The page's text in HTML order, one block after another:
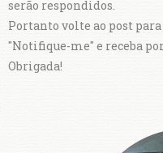
serão respondidos.
Portanto volte ao post
"Notifique-me" e receba
Obrigada!